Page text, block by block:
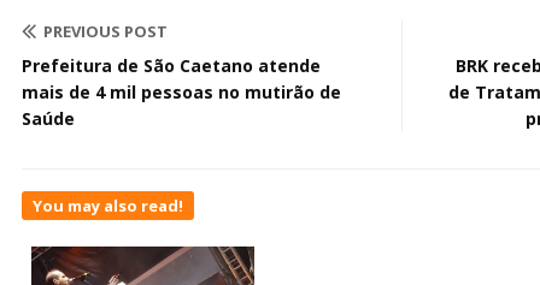
PREVIOUS POST
Prefeitura de São Caetano atende
mais de 4 mil pessoas no mutirão de
Saúde
BRK
de
You may also read!